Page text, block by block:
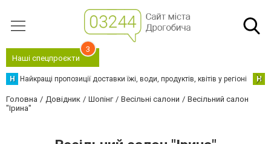
Наші спецпроєкти
3
Н Найкращі пропозиції доставки їжі, води, продуктів, квітів у регіоні Н
Головна Довідник Шопінг Весільні салони
Весільний салон
"Ірина"